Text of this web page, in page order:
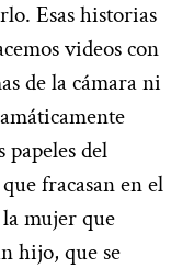
Esas historias
videos con
de la cámara ni
papeles del
fracasan en el
mujer que
hijo, que se